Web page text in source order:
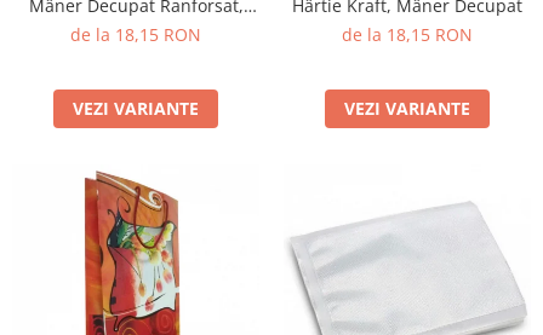
Mâner Decupat Ranforsat,
Hârtie Premium
de la 18,15 RON
VEZI VARIANTE
Hârtie Kraft, Mâner Decupat
de la 18,15 RON
VEZI VARIANTE